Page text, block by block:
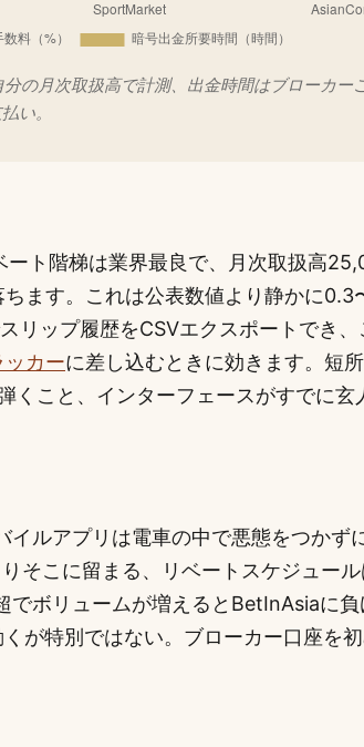
の月次取扱高で計測、出金時間はブローカー
い。
ト階梯は業界最良で、月次取扱高
ます。これは公表数値より静かに0.3
リップ履歴をCSVエクスポートでき
ッカーに差し込むときに効きます。短
くこと、インターフェースがすでに玄
イルアプリは電車の中で悪態をつかず
そこに留まる、リベートスケジュー
ボリュームが増えるとBetInAsiaに負
が特別ではない。ブローカー口座を